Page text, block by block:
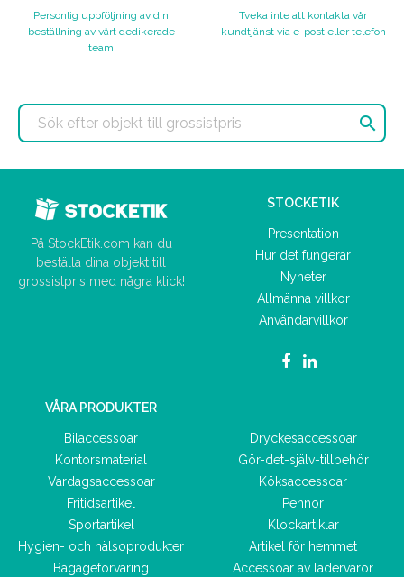
Personlig uppföljning av din
beställning av vårt dedikerade
team
Tveka inte att kontakta vår
kundtjänst via e-post eller telefon

På StockEtik.com kan du
beställa dina objekt till
grossistpris med några klick!
STOCKETIK
Presentation
Hur det fungerar
Nyheter
Allmänna villkor
Användarvillkor
VÅRA PRODUKTER
Bilaccessoar
Kontorsmaterial
Vardagsaccessoar
Fritidsartikel
Sportartikel
Hygien- och hälsoprodukter
Bagageförvaring
Dryckesaccessoar
Gör-det-själv-tillbehör
Köksaccessoar
Pennor
Klockartiklar
Artikel för hemmet
Accessoar av lädervaror